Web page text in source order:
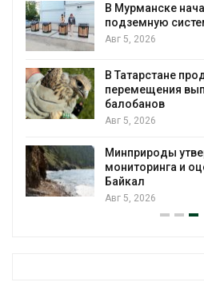
В Мурманске
подземную
Авг 5, 2026
В Татарстане
перемещения
балобанов
Авг 5, 2026
Минприроды
мониторинга и
Байкал
Авг 5, 2026